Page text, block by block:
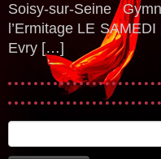
Soisy-sur-Seine
l’Ermitage LE
Evry […]